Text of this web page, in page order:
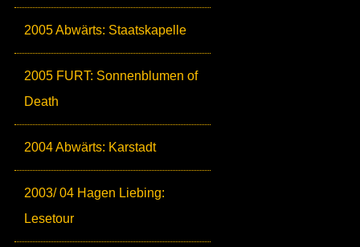
2005 Abwärts: Staatskapelle
2005 FURT: Sonnenblumen of
Death
2004 Abwärts: Karstadt
2003/ 04 Hagen Liebing:
Lesetour